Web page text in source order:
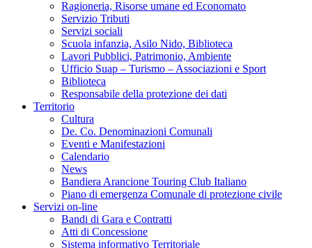
Ragioneria, Risorse umane ed Economato
Servizio Tributi
Servizi sociali
Scuola infanzia, Asilo Nido, Biblioteca
Lavori Pubblici, Patrimonio, Ambiente
Ufficio Suap – Turismo – Associazioni e Sport
Biblioteca
Responsabile della protezione dei dati
Territorio
Cultura
De. Co. Denominazioni Comunali
Eventi e Manifestazioni
Calendario
News
Bandiera Arancione Touring Club Italiano
Piano di emergenza Comunale di protezione civile
Servizi on-line
Bandi di Gara e Contratti
Atti di Concessione
Sistema informativo Territoriale